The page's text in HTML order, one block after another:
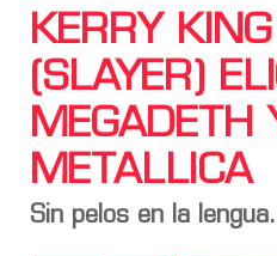
KERRY KING
(SLAYER)
MEGADETH
METALLICA
Sin pelos en la lengua.